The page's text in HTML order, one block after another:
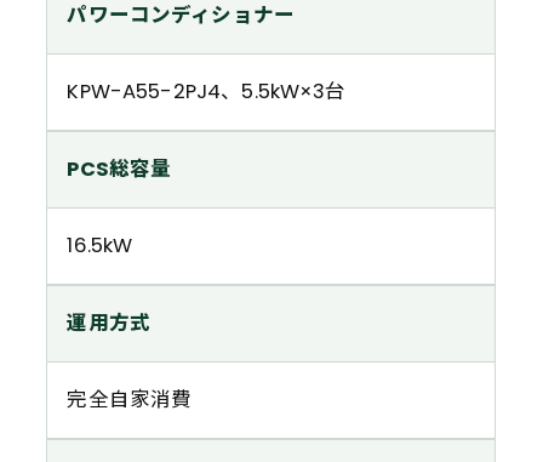
パワーコンディショナー
KPW-A55-2PJ4、5.5kW×3台
PCS総容量
16.5kW
運用方式
完全自家消費